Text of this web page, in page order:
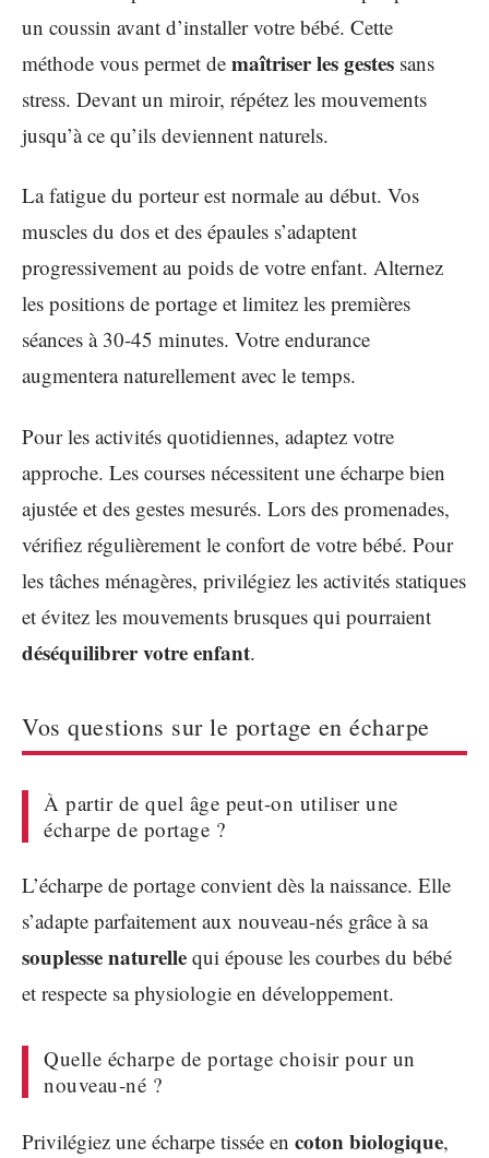
un coussin avant d’installer votre bébé. Cette
méthode vous permet de maîtriser les gestes sans
stress. Devant un miroir, répétez les mouvements
jusqu’à ce qu’ils deviennent naturels.
La fatigue du porteur est normale au début. Vos
muscles du dos et des épaules s’adaptent
progressivement au poids de votre enfant. Alternez
les positions de portage et limitez les premières
séances à 30-45 minutes. Votre endurance
augmentera naturellement avec le temps.
Pour les activités quotidiennes, adaptez votre
approche. Les courses nécessitent une écharpe bien
ajustée et des gestes mesurés. Lors des promenades,
vérifiez régulièrement le confort de votre bébé. Pour
les tâches ménagères, privilégiez les activités statiques
et évitez les mouvements brusques qui pourraient
déséquilibrer votre enfant.
Vos questions sur le portage en écharpe
À partir de quel âge peut-on utiliser une
écharpe de portage ?
L’écharpe de portage convient dès la naissance. Elle
s’adapte parfaitement aux nouveau-nés grâce à sa
souplesse naturelle qui épouse les courbes du bébé
et respecte sa physiologie en développement.
Quelle écharpe de portage choisir pour un
nouveau-né ?
Privilégiez une écharpe tissée en coton biologique,